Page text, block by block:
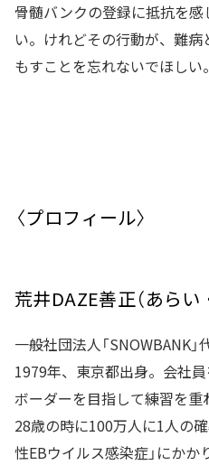
骨髄バンクの登録に抵抗を
い。けれどその行動が、難
もすことを忘れないでほしい。
〈プロフィール〉
荒井DAZE善正（あらい
一般社団法人「SNOWBANK
1979年、東京都出身。会社
ボーダーを目指して練習を重
28歳の時に100万人に1人の
性EBウイルス感染症」にか